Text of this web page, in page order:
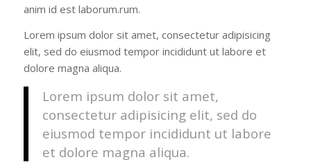
anim id est laborum.rum.
Lorem ipsum dolor sit amet, consectetur adipisicing
elit, sed do eiusmod tempor incididunt ut labore et
dolore magna aliqua.
Lorem ipsum dolor sit amet,
consectetur adipisicing elit, sed do
eiusmod tempor incididunt ut labore
et dolore magna aliqua.